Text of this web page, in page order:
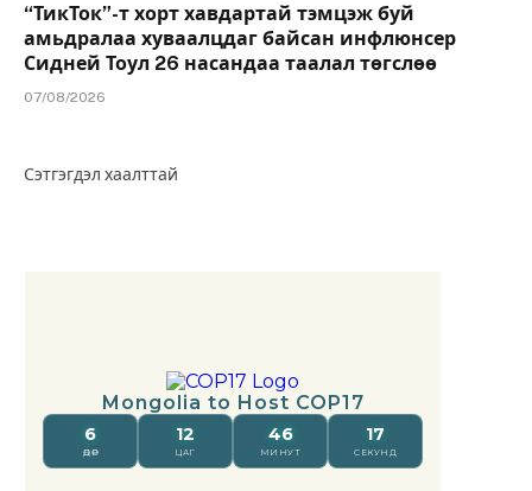
“ТикТок”-т хорт хавдартай тэмцэж буй
амьдралаа хуваалцдаг байсан инфлюнсер
Сидней Тоул 26 насандаа таалал төгслөө
07/08/2026
Сэтгэгдэл хаалттай